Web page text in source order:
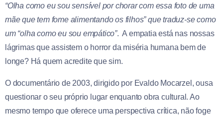
“Olha como eu sou sensível por chorar com essa foto de uma
mãe que tem fome alimentando os filhos” que traduz-se como
um “olha como eu sou empático”. A empatia está nas nossas
lágrimas que assistem o horror da miséria humana bem de
longe? Há quem acredite que sim.
O documentário de 2003, dirigido por Evaldo Mocarzel, ousa
questionar o seu próprio lugar enquanto obra cultural. Ao
mesmo tempo que oferece uma perspectiva crítica, não foge